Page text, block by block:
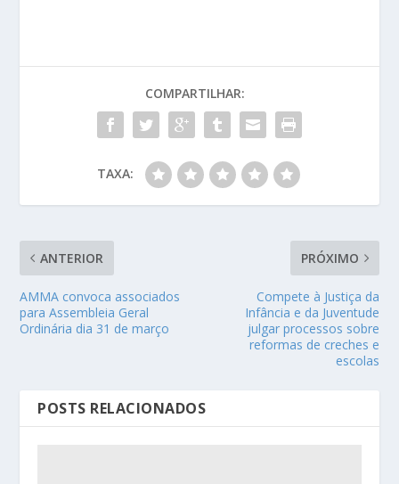
COMPARTILHAR:
TAXA:
ANTERIOR
AMMA convoca associados
para Assembleia Geral
Ordinária dia 31 de março
PRÓXIMO
Compete à Justiça da
Infância e da Juventude
julgar processos sobre
reformas de creches e
escolas
POSTS RELACIONADOS